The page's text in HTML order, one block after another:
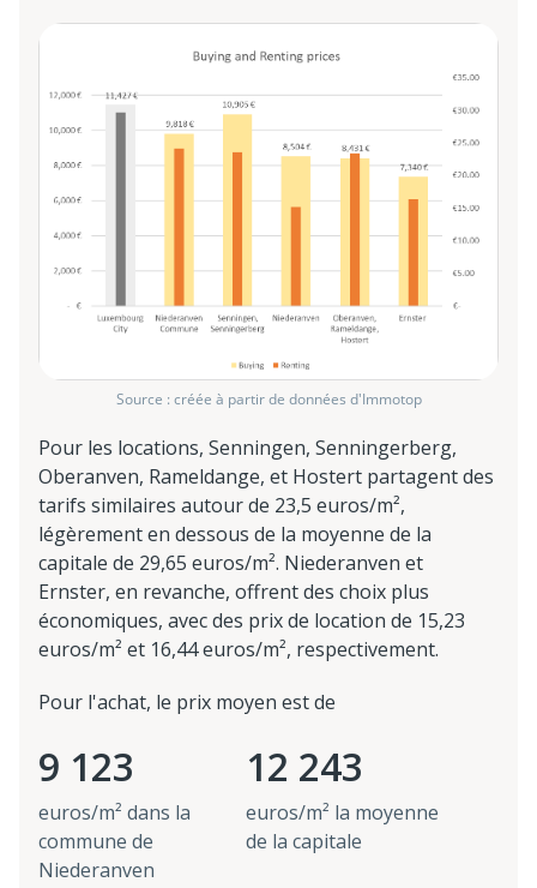
Source : créée à partir de données d'Immotop
Pour les locations, Senningen, Senningerberg,
Oberanven, Rameldange, et Hostert partagent des
tarifs similaires autour de 23,5 euros/m²,
légèrement en dessous de la moyenne de la
capitale de 29,65 euros/m². Niederanven et
Ernster, en revanche, offrent des choix plus
économiques, avec des prix de location de 15,23
euros/m² et 16,44 euros/m², respectivement.
Pour l'achat, le prix moyen est de
9 123
euros/m² dans la
commune de
Niederanven
12 243
euros/m² la moyenne
de la capitale